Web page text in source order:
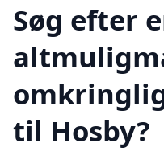
Søg efter
til Hosby?